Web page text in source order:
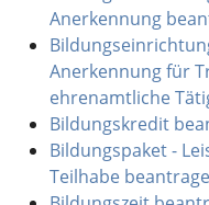
Anerkennung
Anerkennung für
ehrenamtliche
Bildungskredit
Bildungspaket -
Teilhabe